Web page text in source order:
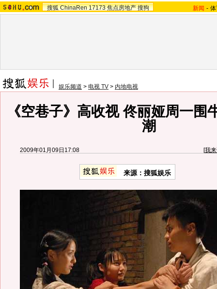
搜狐 ChinaRen 17173 焦点房地产 搜狗 新闻 -
娱乐频道 > 电视 TV > 内地电视
《空巷子》高收视 佟丽娅周一围
潮
2009年01月09日17:08 [我
来源：搜狐娱乐